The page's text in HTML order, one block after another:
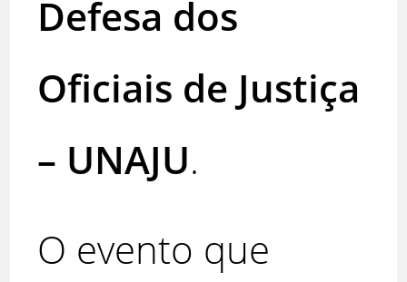
Defesa dos
Oficiais de Justiça
– UNAJU.
O evento que